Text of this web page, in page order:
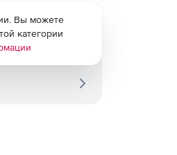
Вы можете
категории